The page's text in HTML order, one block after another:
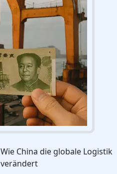
Wie China die globale Logistik
verändert